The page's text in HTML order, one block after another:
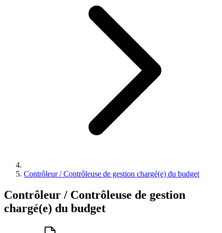
Contrôleur / Contrôleuse de gestion chargé(e) du budget
Contrôleur / Contrôleuse de gestion
chargé(e) du budget